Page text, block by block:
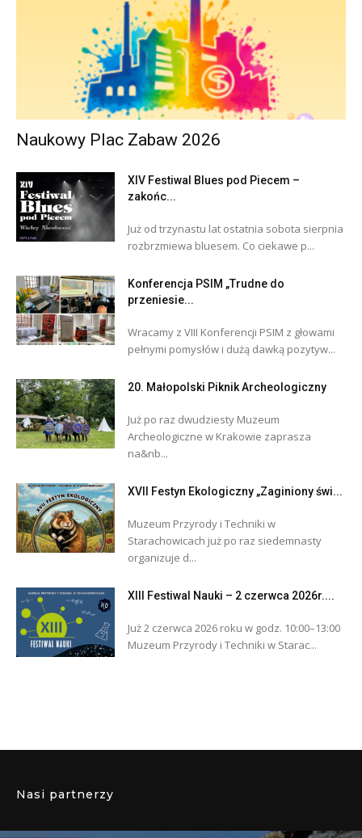
Naukowy Plac Zabaw 2026
XIV Festiwal Blues pod Piecem –
zakońc...
Już od trzynastu lat ostatnia sobota sierpnia
rozbrzmiewa bluesem. Co ciekawe p...
Konferencja PSIM „Trudne do
przeniesie...
Wracamy z VIII Konferencji PSIM z głowami
pełnymi pomysłów i dużą dawką pozytyw...
20. Małopolski Piknik Archeologiczny
Już po raz dwudziesty Muzeum
Archeologiczne w Krakowie zaprasza
na&nb...
XVII Festyn Ekologiczny „Zaginiony świ...
Muzeum Przyrody i Techniki w
Starachowicach już po raz siedemnasty
organizuje d...
XIII Festiwal Nauki – 2 czerwca 2026r....
Już 2 czerwca 2026 roku w godz. 10:00–13:00
Muzeum Przyrody i Techniki w Starac...
Nasi partnerzy